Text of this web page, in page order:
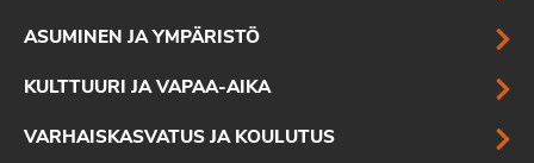
ASUMINEN JA YMPÄRISTÖ
KULTTUURI JA VAPAA-AIKA
VARHAISKASVATUS JA KOULUTUS